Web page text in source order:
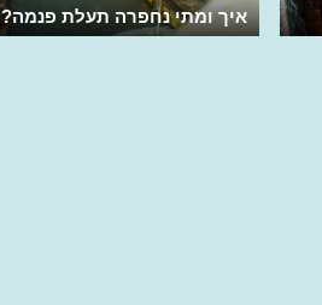
איך ומתי נחפרה תעלת פנמה?